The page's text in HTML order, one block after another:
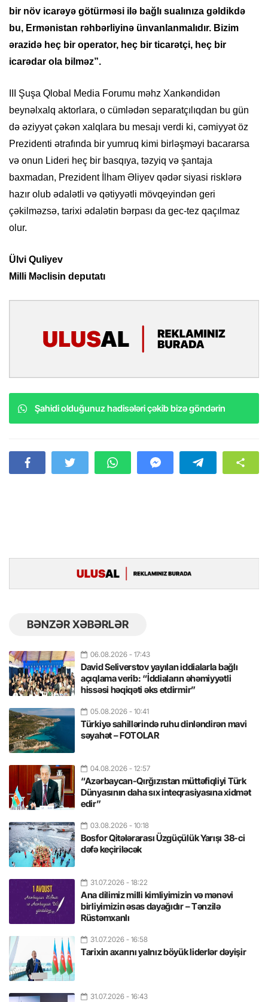
bir növ icarəyə götürməsi ilə bağlı sualınıza gəldikdə
bu, Ermənistan rəhbərliyinə ünvanlanmalıdır. Bizim
ərazidə heç bir operator, heç bir ticarətçi, heç bir
icarədar ola bilməz”.
III Şuşa Qlobal Media Forumu məhz Xankəndidən
beynəlxalq aktorlara, o cümlədən separatçılıqdan bu gün
də əziyyət çəkən xalqlara bu mesajı verdi ki, cəmiyyət öz
Prezidenti ətrafında bir yumruq kimi birləşməyi bacararsa
və onun Lideri heç bir basqıya, təzyiq və şantaja
baxmadan, Prezident İlham Əliyev qədər siyasi risklərə
hazır olub ədalətli və qətiyyətli mövqeyindən geri
çəkilməzsə, tarixi ədalətin bərpası da gec-tez qaçılmaz
olur.
Ülvi Quliyev
Milli Məclisin deputatı
Şahidi olduğunuz hadisələri çəkib bizə göndərin
BƏNZƏR XƏBƏRLƏR
06.08.2026 - 17:43
David Seliverstov yayılan iddialarla bağlı
açıqlama verib: “İddiaların əhəmiyyətli
hissəsi həqiqəti əks etdirmir”
05.08.2026 - 10:41
Türkiyə sahillərində ruhu dinləndirən mavi
səyahət – FOTOLAR
04.08.2026 - 12:57
“Azərbaycan-Qırğızıstan müttəfiqliyi Türk
Dünyasının daha sıx inteqrasiyasına xidmət
edir”
03.08.2026 - 10:18
Bosfor Qitələrarası Üzgüçülük Yarışı 38-ci
dəfə keçiriləcək
31.07.2026 - 18:22
Ana dilimiz milli kimliyimizin və mənəvi
birliyimizin əsas dayağıdır – Tənzilə
Rüstəmxanlı
31.07.2026 - 16:58
Tarixin axarını yalnız böyük liderlər dəyişir
31.07.2026 - 16:43